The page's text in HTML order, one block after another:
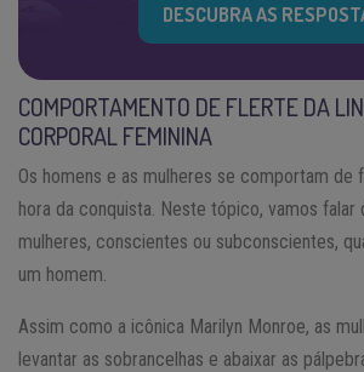
DESCUBRA AS
COMPORTAMENTO DE FLERTE DA
CORPORAL FEMININA
Os homens e as mulheres se comportam de
hora da conquista. Neste tópico, vamos falar
mulheres, conscientes ou subconscientes,
um homem.
Assim como a icônica Marilyn Monroe, as
levantar as sobrancelhas e abaixar as